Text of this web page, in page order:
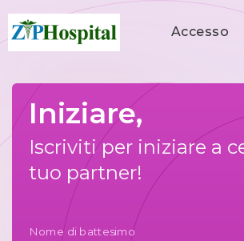
Accesso
Iniziare,
Iscriviti per iniziare a
tuo partner!
Nome di battesimo